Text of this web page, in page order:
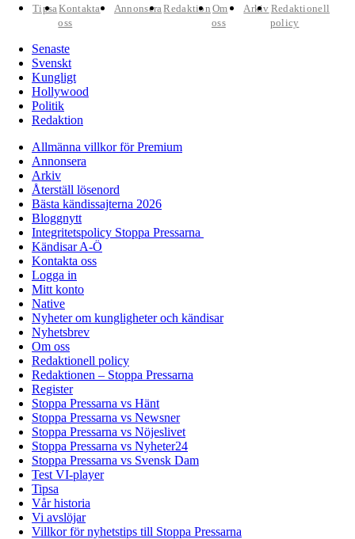
TipsaKontakta
oss
AnnonseraRedaktion Om
oss
Arkiv Redaktionell
policy
Senaste
Svenskt
Kungligt
Hollywood
Politik
Redaktion
Allmänna villkor för Premium
Annonsera
Arkiv
Återställ lösenord
Bästa kändissajterna 2026
Bloggnytt
Integritetspolicy Stoppa Pressarna
Kändisar A-Ö
Kontakta oss
Logga in
Mitt konto
Native
Nyheter om kungligheter och kändisar
Nyhetsbrev
Om oss
Redaktionell policy
Redaktionen – Stoppa Pressarna
Register
Stoppa Pressarna vs Hänt
Stoppa Pressarna vs Newsner
Stoppa Pressarna vs Nöjeslivet
Stoppa Pressarna vs Nyheter24
Stoppa Pressarna vs Svensk Dam
Test VI-player
Tipsa
Vår historia
Vi avslöjar
Villkor för nyhetstips till Stoppa Pressarna